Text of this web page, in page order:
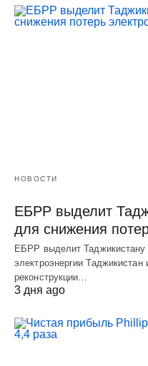
НОВОСТИ
ЕБРР выделит
для снижения
ЕБРР выделит
электроэнергии Таджикистан
реконструкции…
3 дня ago